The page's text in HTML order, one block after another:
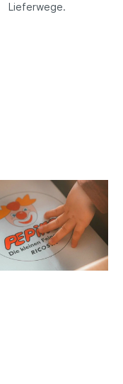
Lieferwege.